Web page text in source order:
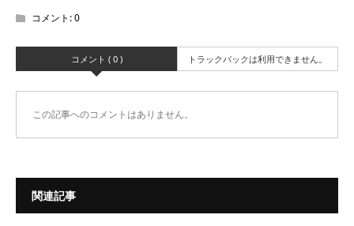
コメント:0
コメント ( 0 ) トラックバックは利用できません。
この記事へのコメントはありません。
関連記事